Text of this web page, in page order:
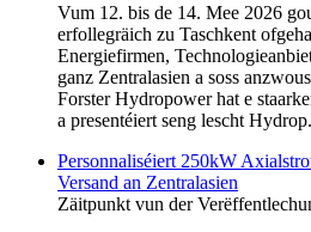
Vum 12. bis de 14. Mee 2026
erfollegräich zu Taschkent
Energiefirmen,
ganz Zentralasien a soss
Forster Hydropower hat e
a presentéiert seng lescht
Personnaliséiert 250kW
Versand an Zentralasien
Zäitpunkt vun der